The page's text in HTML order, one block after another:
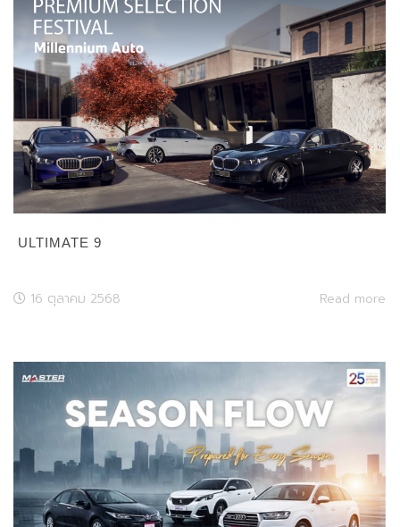
ULTIMATE 9
16 ตุลาคม 2568 Read more